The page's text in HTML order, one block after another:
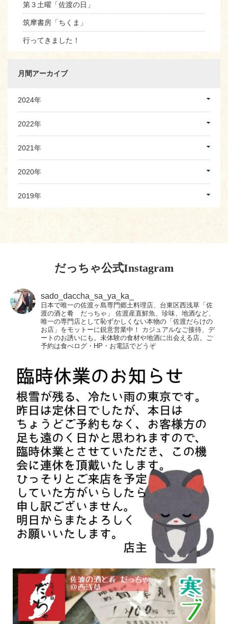
第３土曜「佐渡の日」
筑摩書房「ちくま」
行ってきました！
月間アーカイブ
2024年
2022年
2021年
2020年
2019年
だっちゃ公式Instagram
sado_daccha_sa_ya_ka_
日本で唯一の佐渡ヶ島専門郷土料理店、台東区西浅草「佐
渡の酒と肴 だっちゃ」
佐渡産直鮮魚、珍味、地酒など、
唯一の専門店として恥ずかしくない本物の「佐渡だらけの
お店」をモットーに鋭意営業中！
カジュアルなご接待、デ
ートのお誘いにも。未体験の食材や地酒に出会える店。ご
予約は食べログ・HP・お電話でどうぞ